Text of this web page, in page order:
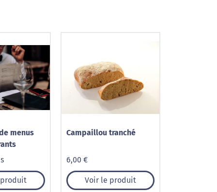
menus
Campaillou tranché
6,00 €
Voir le produit